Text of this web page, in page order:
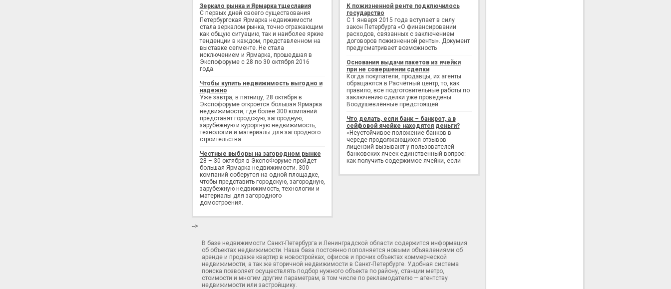
Зеркало рынка и Ярмарка тщеславия
С первых дней своего существования
Петербургская Ярмарка недвижимости
стала зеркалом рынка, точно отражающим
как общую ситуацию, так и наиболее яркие
тенденции в каждом, представленном на
выставке сегменте. Не стала
исключением и Ярмарка, прошедшая в
Экспофоруме с 28 по 30 октября 2016
года.
Чтобы купить недвижимость выгодно и
надежно
Уже завтра, в пятницу, 28 октября в
Экспофоруме откроется большая Ярмарка
недвижимости, где более 300 компаний
представят городскую, загородную,
зарубежную и курортную недвижимость,
технологии и материалы для загородного
строительства.
Честные выборы на загородном рынке
28 – 30 октября в ЭкспоФоруме пройдет
большая Ярмарка недвижимости. 300
компаний соберутся на одной площадке,
чтобы представить городскую, загородную,
зарубежную недвижимость, технологии и
материалы для загородного
домостроения.
К пожизненной ренте подключилось
государство
С 1 января 2015 года вступает в силу
закон Петербурга «О финансировании
расходов, связанных с заключением
договоров пожизненной ренты». Документ
предусматривает возможность
Основания выдачи пакетов из ячейки
при не совершении сделки
Когда покупатели, продавцы, их агенты
обращаются в Расчётный центр, то, как
правило, все подготовительные работы по
заключению сделки уже проведены.
Воодушевлённые предстоящей
Что делать, если банк – банкрот, а в
сейфовой ячейке находятся деньги?
«Неустойчивое положение банков в
череде продолжающихся отзывов
лицензий вызывают у пользователей
банковских ячеек единственный вопрос:
как получить содержимое ячейки, если
-->
В базе недвижимости Санкт-Петербурга и Ленинградской области содержится информация
об объектах недвижимости. Наша база постоянно пополняется новыми объявлениями об
аренде и продаже квартир в новостройках, офисов и прочих объектах коммерческой
недвижимости, а так же вторичной недвижимости в Санкт-Петербурге. Удобная система
поиска позволяет осуществлять подбор нужного объекта по району, станции метро,
стоимости и многим другим параметрам, в том числе по рекламодателю — агентству
недвижимости или застройщику.